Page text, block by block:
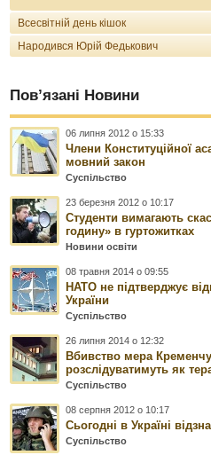
Всесвітній день кішок
Народився Юрій Федькович
Пов’язані Новини
06 липня 2012 о 15:33
Члени Конституційної
мовний закон
Суспільство
23 березня 2012 о 10:17
Студенти вимагають
годину» в гуртожитках
Новини освіти
08 травня 2014 о 09:55
НАТО не підтверджує
України
Суспільство
26 липня 2014 о 12:32
Вбивство мера
розслідуватимуть як
Суспільство
08 серпня 2012 о 10:17
Сьогодні в Україні
Суспільство